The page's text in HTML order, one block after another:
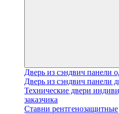
Дверь из сэндвич панели
Дверь из сэндвич панели
Технические двери
заказчика
Ставни рентгенозащитные